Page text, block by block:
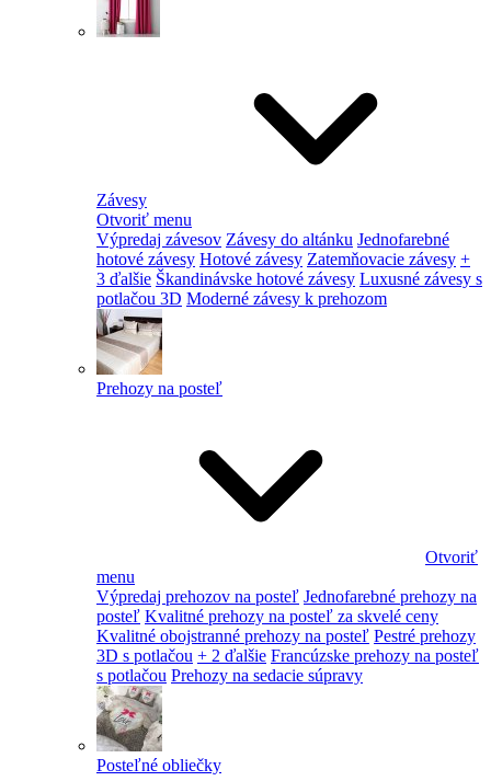
Závesy
Otvoriť menu
Výpredaj závesov Závesy do altánku Jednofarebné
hotové závesy Hotové závesy Zatemňovacie závesy +
3 ďalšie Škandinávske hotové závesy Luxusné závesy s
potlačou 3D Moderné závesy k prehozom
Prehozy na posteľ
Otvoriť
menu
Výpredaj prehozov na posteľ Jednofarebné prehozy na
posteľ Kvalitné prehozy na posteľ za skvelé ceny
Kvalitné obojstranné prehozy na posteľ Pestré prehozy
3D s potlačou + 2 ďalšie Francúzske prehozy na posteľ
s potlačou Prehozy na sedacie súpravy
Posteľné obliečky